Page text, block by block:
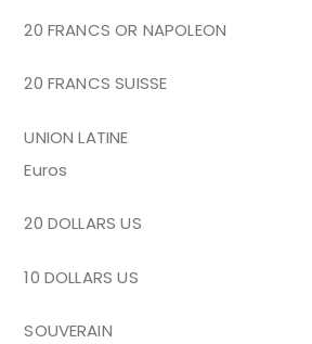
20 FRANCS OR
20 FRANCS SUISSE
UNION LATINE
Euros
20 DOLLARS US
10 DOLLARS US
SOUVERAIN